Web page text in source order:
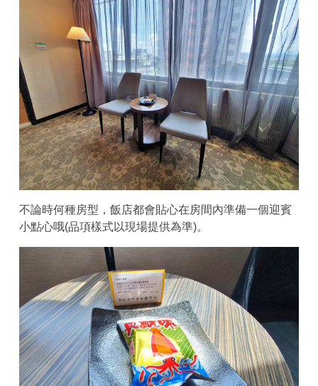
不論時何種房型，飯店都會貼心在房間內準備一個迎賓
小點心哦(品項樣式以現場提供為準)。